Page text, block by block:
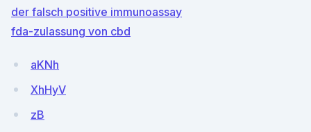
der falsch positive immunoassay
fda-zulassung von cbd
aKNh
XhHyV
zB